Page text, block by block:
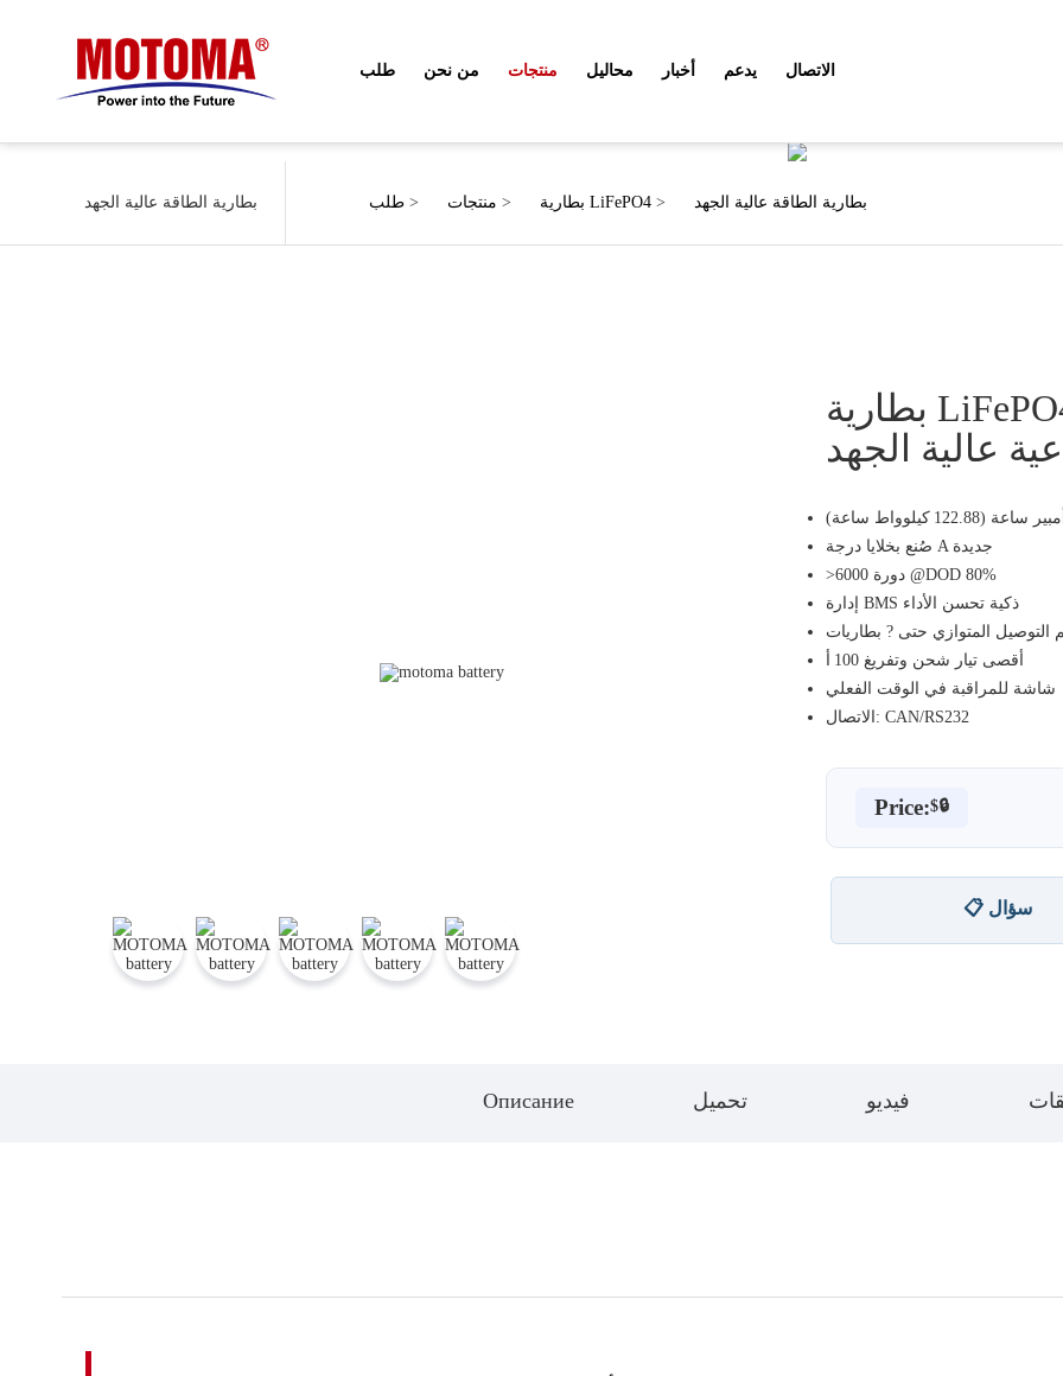
طلب من نحن منتجات محاليل أخبار يدعم الاتصال
منتجات
بطارية الطاقة عالية الجهد طلب > منتجات > بطارية LiFePO4 > بطارية الطاقة عالية الجهد
بطارية LiFePO4 200Ah 614.4V أنظمة
عالية الجهد
صُنع بخلايا درجة A جديدة
>6000 دورة @DOD 80%
إدارة BMS ذكية تحسن الأداء
التوصيل المتوازي حتى ? بطاريات
أقصى تيار شحن وتفريغ 100 أ
شاشة للمراقبة في الوقت الفعلي
الاتصال: CAN/RS232
Price:$🔒
📋 سؤال
Описание تحميل فيديو